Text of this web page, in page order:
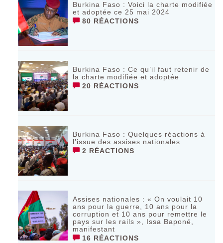
Burkina Faso : Voici la charte modifiée
et adoptée ce 25 mai 2024
80 RÉACTIONS
Burkina Faso : Ce qu’il faut retenir de
la charte modifiée et adoptée
20 RÉACTIONS
Burkina Faso : Quelques réactions à
l’issue des assises nationales
2 RÉACTIONS
Assises nationales : « On voulait 10
ans pour la guerre, 10 ans pour la
corruption et 10 ans pour remettre le
pays sur les rails », Issa Baponé,
manifestant
16 RÉACTIONS